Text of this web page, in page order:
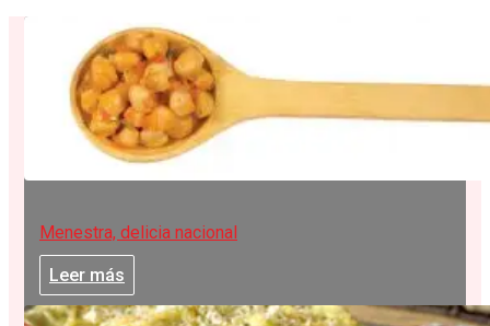
Menestra, delicia nacional
Leer más